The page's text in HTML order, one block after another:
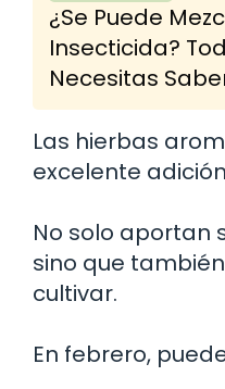
¿Se Puede
Insecticida?
Necesitas
Las hierbas
excelente
No solo aportan
sino que
cultivar.
En febrero,